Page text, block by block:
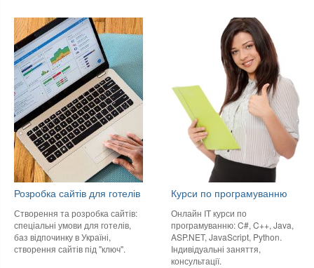
Розробка сайтів для готелів
Створення та розробка сайтів:
спеціальні умови для готелів,
баз відпочинку в Україні,
створення сайтів під "ключ".
Курси по програмуванню
Онлайн IT курси по
програмуванню: C#, C++, Java,
ASP.NET, JavaScript, Python.
Індивідуальні заняття,
консультації.